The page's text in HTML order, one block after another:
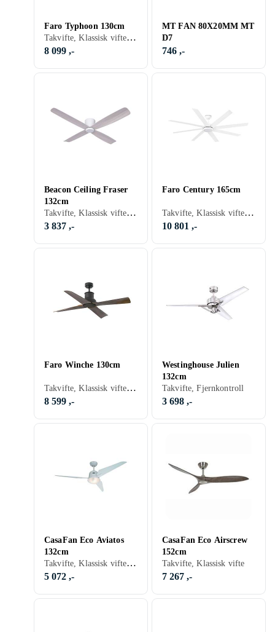
Faro Typhoon 130cm
Takvifte, Klassisk vifte, Belysning, Fjernkontroll, Stillegående
8 099 ,-
MT FAN 80X20MM MT
D7
746 ,-
Beacon Ceiling Fraser
132cm
Takvifte, Klassisk vifte, Belysning, Fjernkontroll, Stillegående
3 837 ,-
Faro Century 165cm
Takvifte, Klassisk vifte, Belysning, Fjernkontroll
10 801 ,-
Faro Winche 130cm
Takvifte, Klassisk vifte, Belysning, Fjernkontroll
8 599 ,-
Westinghouse Julien
132cm
Takvifte, Fjernkontroll
3 698 ,-
CasaFan Eco Aviatos
132cm
Takvifte, Klassisk vifte, Belysning, Timer, Fjernkontroll, Stillegående
5 072 ,-
CasaFan Eco Airscrew
152cm
Takvifte, Klassisk vifte
7 267 ,-